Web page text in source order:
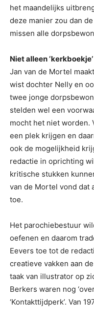
het maandelijks
deze manier zou dan
missen alle
Niet alleen ‘kerkboekje’
Jan van de Mortel
wist dochter Nelly en
twee jonge
stelden wel een
mocht het niet worden.
een plek krijgen en
ook de mogelijkheid
redactie in oprichting
kritische stukken
van de Mortel vond dat
toe.
Het parochiebestuur
oefenen en daarom
Eevers toe tot de
creatieve vakken aan
taak van illustrator op
Berkers waren nog
‘Kontakttijdperk’. Van